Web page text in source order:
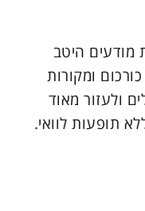
מודעים היטב
ומקורות
ולעזור מאוד
תופעות לוואי.